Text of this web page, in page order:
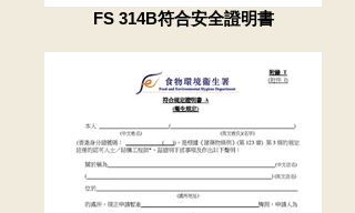
FS 314B符合安全證明書